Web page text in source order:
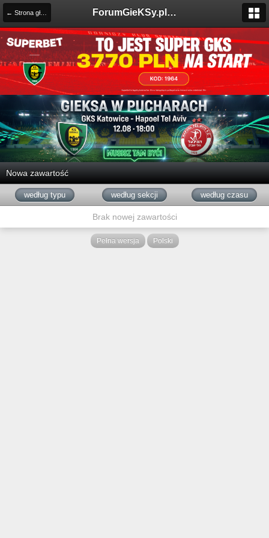
← Strona główna ForumGieKSy.pl - Oficjalne forum kibiców GKS Katowice
Nowa zawartość
według typu według sekcji według czasu
Brak nowej zawartości
Pełna wersja Polski